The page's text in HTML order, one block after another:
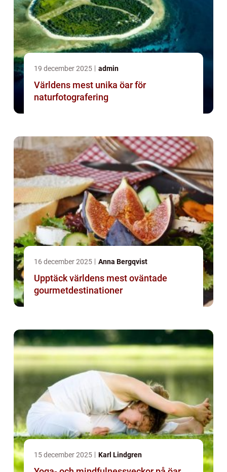
19 december 2025 admin
Världens mest unika öar för
naturfotografering
16 december 2025 Anna Bergqvist
Upptäck världens mest oväntade
gourmetdestinationer
15 december 2025 Karl Lindgren